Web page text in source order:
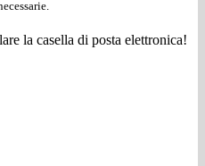
la casella di posta elettronica!